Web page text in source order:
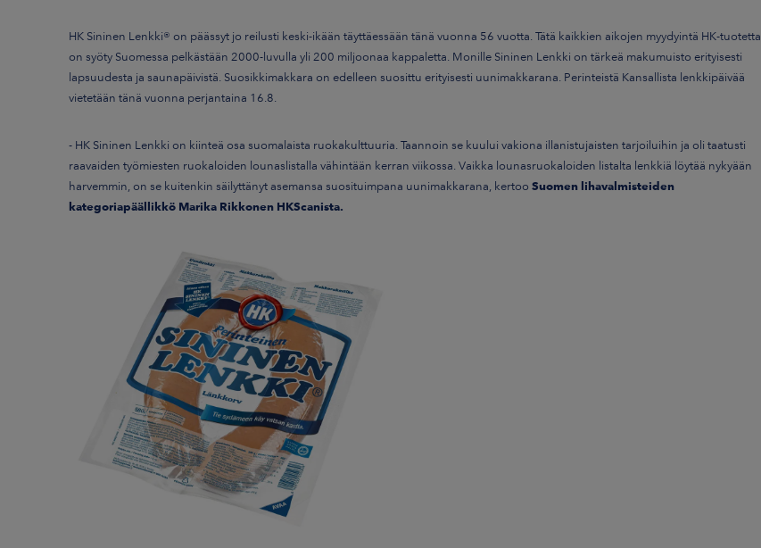
HK Sininen Lenkki® on päässyt jo reilusti keski-ikään täyttäessään tänä vuonna 56 vuotta. Tätä kaikkien aikojen myydyintä HK-tuotetta
on syöty Suomessa pelkästään 2000-luvulla yli 200 miljoonaa kappaletta. Monille Sininen Lenkki on tärkeä makumuisto erityisesti
lapsuudesta ja saunapäivistä. Suosikkimakkara on edelleen suosittu erityisesti uunimakkarana. Perinteistä Kansallista lenkkipäivää
vietetään tänä vuonna perjantaina 16.8.
- HK Sininen Lenkki on kiinteä osa suomalaista ruokakulttuuria. Taannoin se kuului vakiona illanistujaisten tarjoiluihin ja oli taatusti
raavaiden työmiesten ruokaloiden lounaslistalla vähintään kerran viikossa. Vaikka lounasruokaloiden listalta lenkkiä löytää nykyään
harvemmin, on se kuitenkin säilyttänyt asemansa suosituimpana uunimakkarana, kertoo Suomen lihavalmisteiden
kategoriapäällikkö Marika Rikkonen HKScanista.